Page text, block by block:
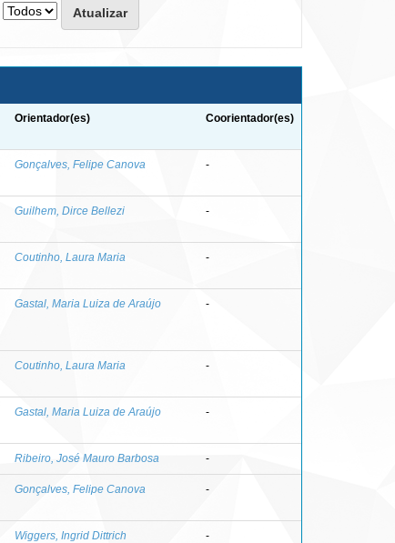
Orientador(es) Coorientador(es)
Gonçalves, Felipe Canova -
Guilhem, Dirce Bellezi -
Coutinho, Laura Maria -
Gastal, Maria Luiza de Araújo -
Coutinho, Laura Maria -
Gastal, Maria Luiza de Araújo -
Ribeiro, José Mauro Barbosa -
Gonçalves, Felipe Canova -
Wiggers, Ingrid Dittrich -